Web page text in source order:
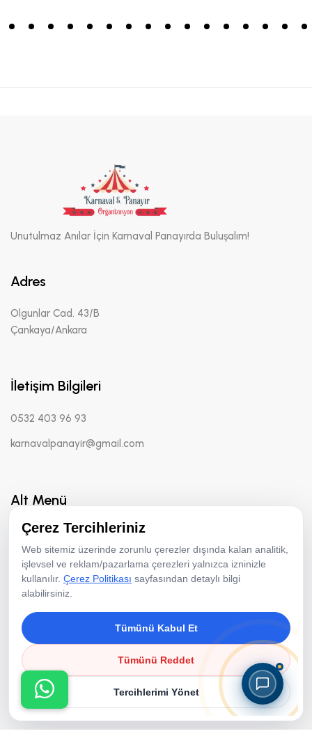
Unutulmaz Anılar İçin Karnaval Panayırda Buluşalım!
Adres
Olgunlar Cad. 43/B
Çankaya/Ankara
İletişim Bilgileri
0532 403 96 93
karnavalpanayir@gmail.com
Alt Menü
Hakkımızda
Hizmetler
Fotoğraf Aktiviteleri
Ekipman Kiralama
Resimler
Referanslar
Bloglar
Çerez Tercihleriniz
Web sitemiz üzerinde zorunlu çerezler dışında kalan analitik,
işlevsel ve reklam/pazarlama çerezleri yalnızca izninizle
kullanılır. Çerez Politikası sayfasından detaylı bilgi
alabilirsiniz.
Tümünü Kabul Et
Tümünü Reddet
Tercihlerimi Yönet